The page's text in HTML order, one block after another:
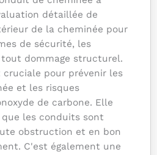
détaillée de
de la cheminée pour
de sécurité, les
tout dommage structurel.
pour prévenir les
et les risques
de carbone. Elle
les conduits sont
obstruction et en bon
C'est également une